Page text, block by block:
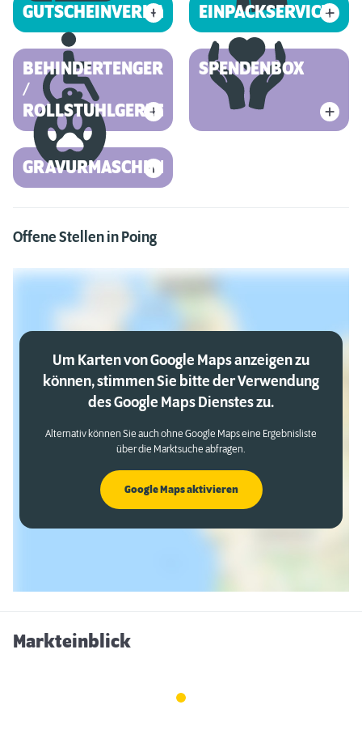
GUTSCHEINVERKAUF EINPACKSERVICE
BEHINDERTENGERECHT
/
ROLLSTUHLGERECHT
SPENDENBOX
GRAVURMASCHINE
Offene Stellen in Poing
Um Karten von Google Maps anzeigen zu
können, stimmen Sie bitte der Verwendung
des Google Maps Dienstes zu.
Alternativ können Sie auch ohne Google Maps eine Ergebnisliste
über die Marktsuche abfragen.
Google Maps aktivieren
Markteinblick